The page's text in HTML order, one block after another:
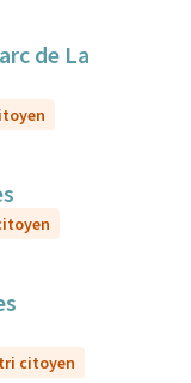
de La
citoyen